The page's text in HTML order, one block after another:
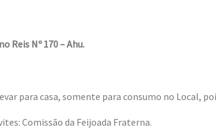
Reis Nº 170 – Ahu.
para casa, somente para consumo no Local,
Comissão da Feijoada Fraterna.